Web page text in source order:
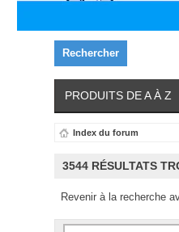
Rechercher
PRODUITS DE A À Z
Index du forum
3544 RÉSULTATS
Revenir à la recherche